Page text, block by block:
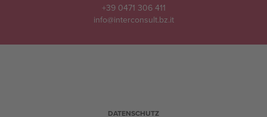
+39 0471 306 411
info@interconsult.bz.it
DATENSCHUTZ